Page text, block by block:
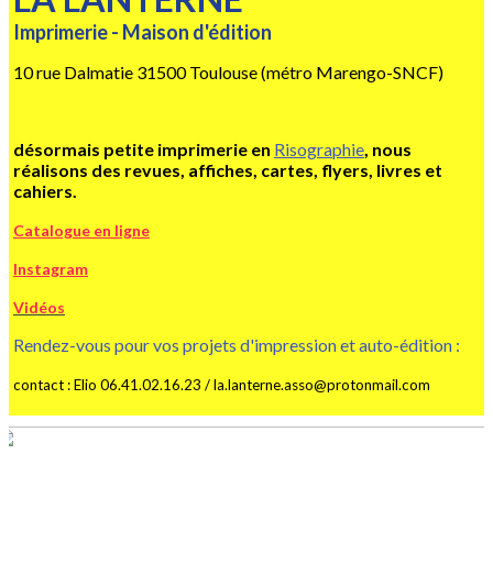
Imprimerie - Maison d'édition
10 rue Dalmatie 31500 Toulouse (métro Marengo-SNCF)
désormais petite imprimerie en Risographie, nous
réalisons des revues, affiches, cartes, flyers, livres et
cahiers.
Catalogue en ligne
Instagram
Vidéos
Rendez-vous pour vos projets d'impression et auto-édition :
contact : Elio 06.41.02.16.23 / la.lanterne.asso@protonmail.com